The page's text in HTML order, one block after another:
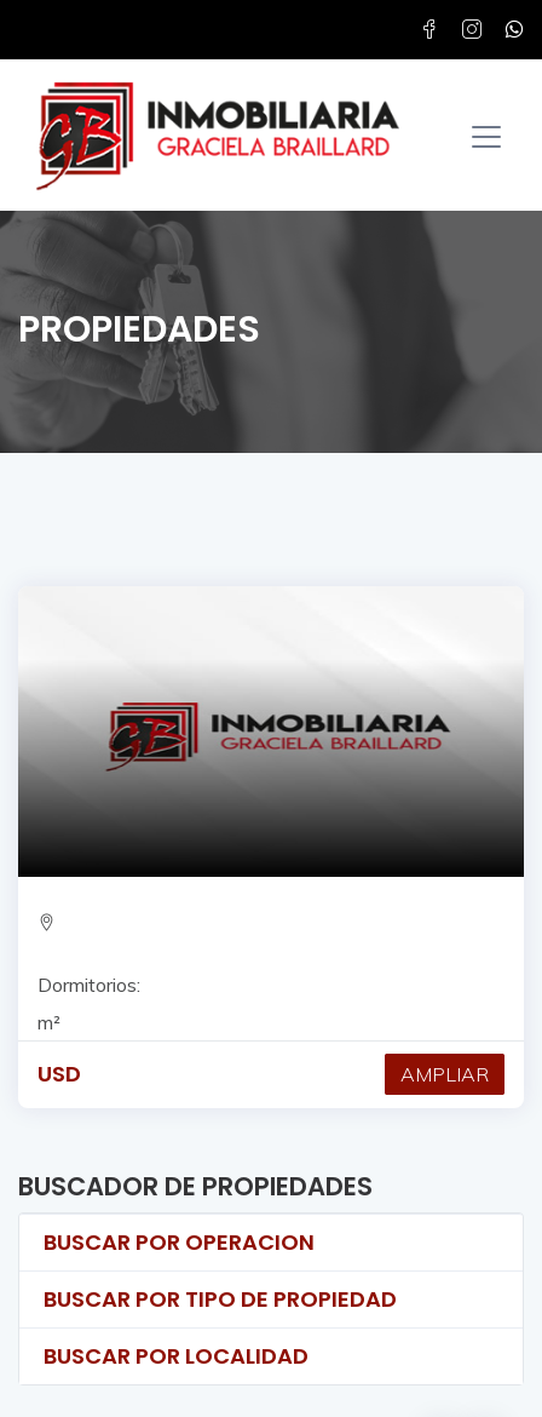
PROPIEDADES
Dormitorios:
m²
USD AMPLIAR
BUSCADOR DE PROPIEDADES
BUSCAR POR OPERACION
BUSCAR POR TIPO DE PROPIEDAD
BUSCAR POR LOCALIDAD